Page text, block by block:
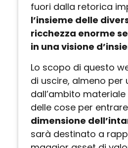
fuori dalla retorica
l’insieme delle
ricchezza enorme
in una visione
Lo scopo di questo
di uscire, almeno per
dall’ambito
delle cose per
dimensione
sarà destinato a